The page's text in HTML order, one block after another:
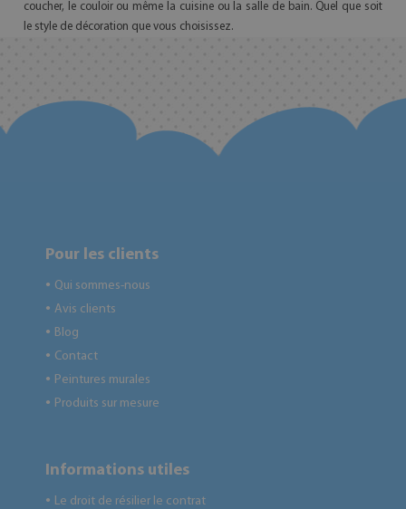
coucher, le couloir ou même la cuisine ou la salle de bain. Quel que soit
le style de décoration que vous choisissez.
Pour les clients
● Qui sommes-nous
● Avis clients
● Blog
● Contact
● Peintures murales
● Produits sur mesure
Informations utiles
● Le droit de résilier le contrat